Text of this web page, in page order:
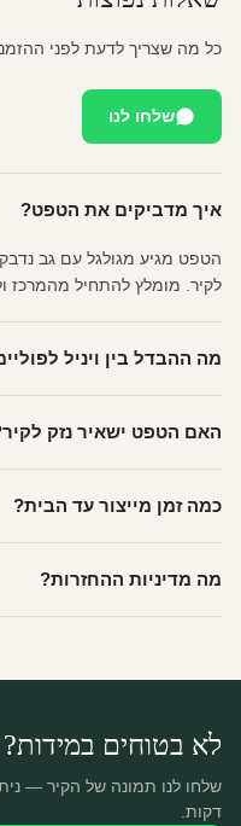
כל מה שצריך לדעת לפני
שלחו לנו
איך מדביקים את הטפט?
הטפט מגיע מגולגל עם גב
לקיר. מומלץ להתחיל מהמרכז
מה ההבדל בין ויניל
פרמיום. קנבס — בד אמנותי
האם הטפט ישאיר נזק
מתאים לקיר מטויח, גבס,
כמה זמן מייצור עד הבית?
יוצאות באותו יום.
מה מדיניות ההחזרות?
לא בטוחים במידות?
שלחו לנו תמונה של הקיר —
דקות.